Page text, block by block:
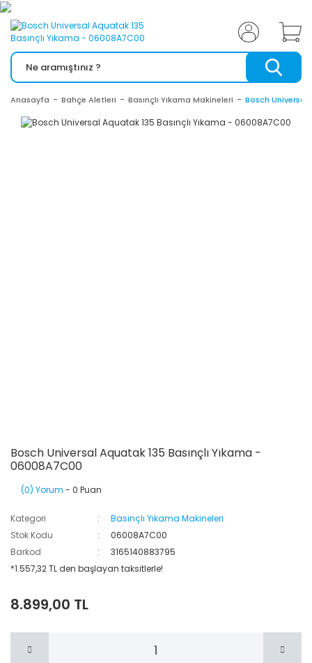
Anasayfa Bahçe Aletleri Basınçlı Yıkama Makineleri Bosch Universal
Bosch Universal Aquatak 135 Basınçlı Yıkama -
06008A7C00
(0) Yorum - 0 Puan
Kategori
Basınçlı Yıkama Makineleri
Stok Kodu
06008A7C00
Barkod
3165140883795
*1.557,32 TL den başlayan taksitlerle!
8.899,00 TL